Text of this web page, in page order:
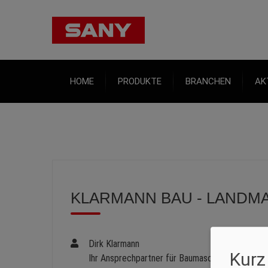
HOME PRODUKTE BRANCHEN
KLARMANN BAU -
Dirk Klarmann
Ihr Ansprechpartner für Baumaschinen